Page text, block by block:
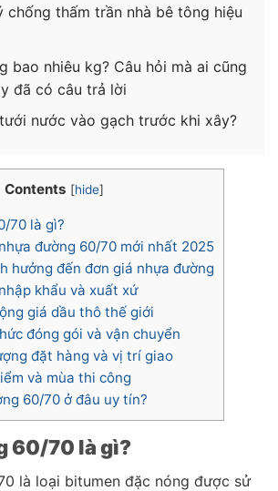
chống thấm trần nhà bê tông hiệu
bao nhiêu kg? Câu hỏi mà ai cũng
đã có câu trả lời
nước vào gạch trước khi xây?
Contents [hide]
70 là gì?
đường 60/70 mới nhất 2025
hưởng đến đơn giá nhựa đường
khẩu và xuất xứ
giá dầu thô thế giới
đóng gói và vận chuyển
đặt hàng và vị trí giao
và mùa thi công
60/70 ở đâu uy tín?
60/70 là gì?
là loại bitumen đặc nóng được sử